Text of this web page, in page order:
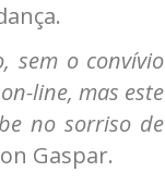
sem o convívio
line, mas este
no sorriso de
Gaspar.